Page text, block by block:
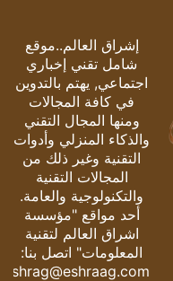
إشراق العالم..موقع
شامل تقني إخباري
اجتماعي, يهتم بالتدوين
في كافة المجالات
ومنها المجال التقني
والذكاء المنزلي وأدوات
التقنية وغير ذلك من
المجالات التقنية
والتكنولوجية والعامة.
أحد مواقع "مؤسسة
اشراق العالم لتقنية
المعلومات" اتصل بنا:
eshrag@eshraag.com